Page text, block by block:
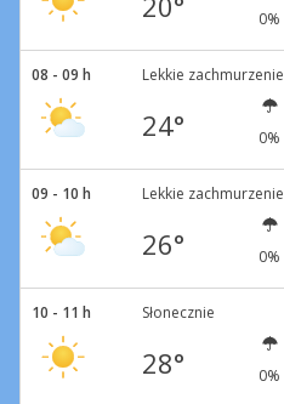
0%
08 - 09 h Lekkie zachmurzenie
24° 0%
09 - 10 h Lekkie zachmurzenie
26° 0%
10 - 11 h Słonecznie
28° 0%